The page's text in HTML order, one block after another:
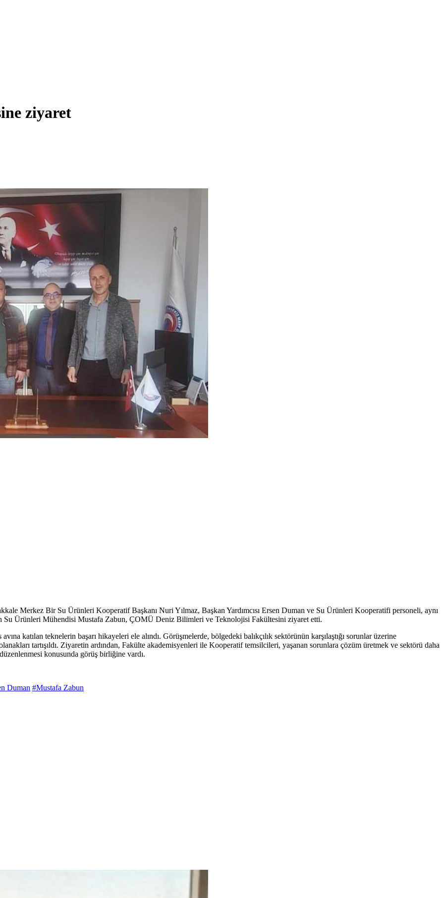
ziyaret
Merkez Bir Su Ürünleri Kooperatif Başkanı Nuri Yılmaz, Başkan Yardımcısı Ersen Duman ve Su Ürünleri Kooperatifi personeli, aynı
Ürünleri Mühendisi Mustafa Zabun, ÇOMÜ Deniz Bilimleri ve Teknolojisi Fakültesini ziyaret etti.
katılan teknelerin başarı hikayeleri ele alındı. Görüşmelerde, bölgedeki balıkçılık sektörünün karşılaştığı sorunlar üzerine
tartışıldı. Ziyaretin ardından, Fakülte akademisyenleri ile Kooperatif temsilcileri, yaşanan sorunlara çözüm üretmek ve sektörü daha
konusunda görüş birliğine vardı.
Duman #Mustafa Zabun